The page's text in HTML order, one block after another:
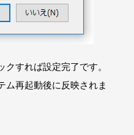
クすれば設定完了です。
ム再起動後に反映されま